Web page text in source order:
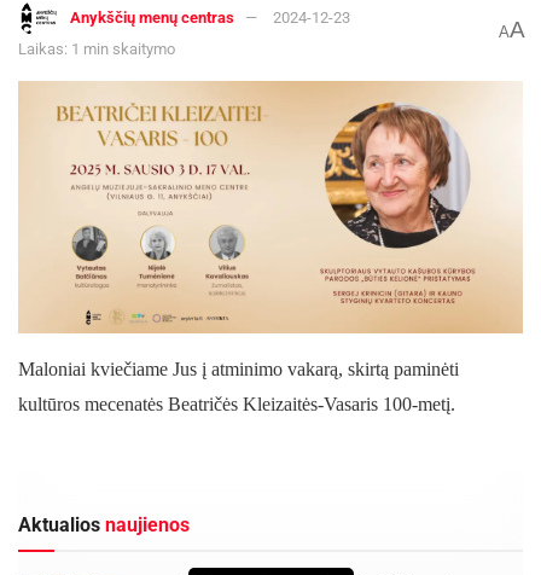
Anykščių menų centras
2024-12-23
Laikas: 1 min skaitymo
AA
Maloniai kviečiame Jus į atminimo vakarą, skirtą paminėti
kultūros mecenatės Beatričės Kleizaitės-Vasaris 100-metį.
Aktualios naujienos